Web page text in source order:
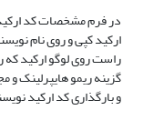
در فرم مشخصات کد
ارکید کپی و روی نام
راست روی لوگو ارکید
گزینه ریمو هایپرلینک
و بارگذاری کد ارکید